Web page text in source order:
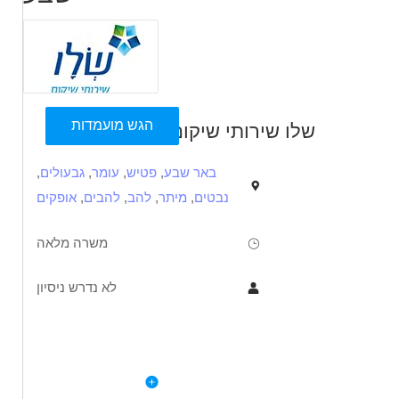
הגש מועמדות שלו שירותי שיקום
באר שבע, פטיש, עומר, גבעולים,
נבטים, מיתר, להב, להבים, אופקים
משרה מלאה
לא נדרש ניסיון
לעבודה עם צעירים בתחום בריאות הנפש וטראומה מורכבת